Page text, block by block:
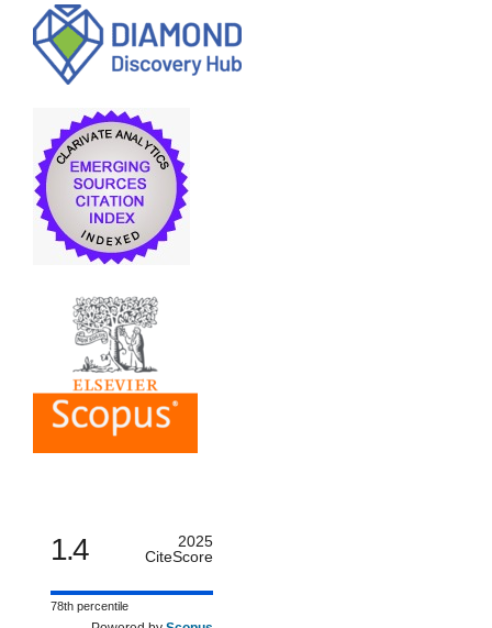
1.4
2025
CiteScore
78th percentile